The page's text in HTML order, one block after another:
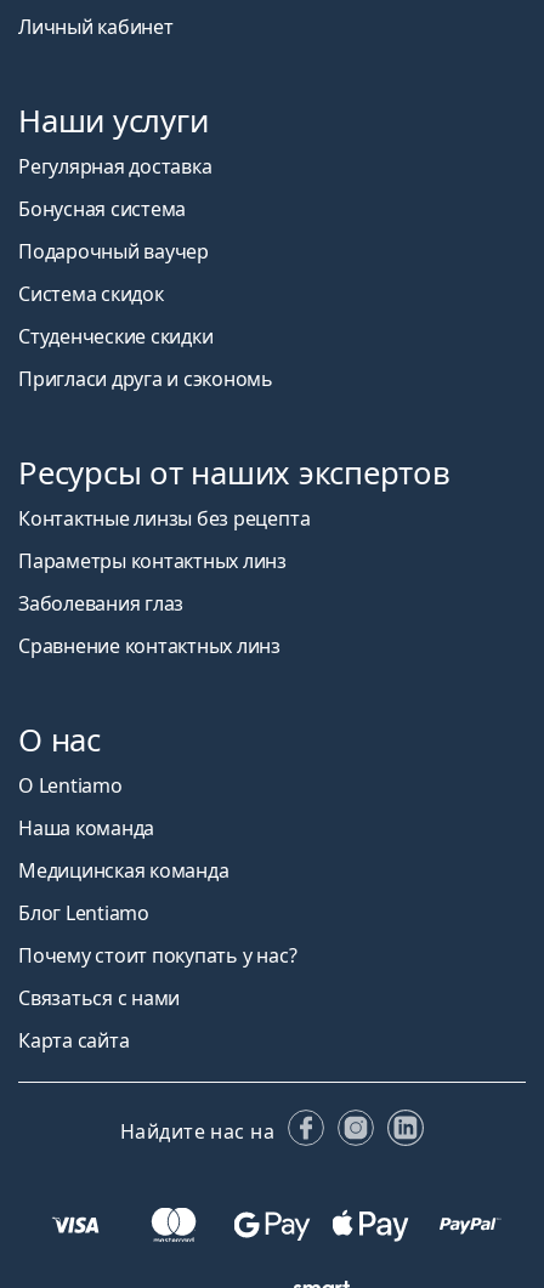
Личный кабинет
Наши услуги
Регулярная доставка
Бонусная система
Подарочный ваучер
Система скидок
Студенческие скидки
Пригласи друга и сэкономь
Ресурсы от наших экспертов
Контактные линзы без рецепта
Параметры контактных линз
Заболевания глаз
Сравнение контактных линз
О нас
О Lentiamo
Наша команда
Медицинская команда
Блог Lentiamo
Почему стоит покупать у нас?
Связаться с нами
Карта сайта
Найдите нас на FacebookInstagram
LinkedIn